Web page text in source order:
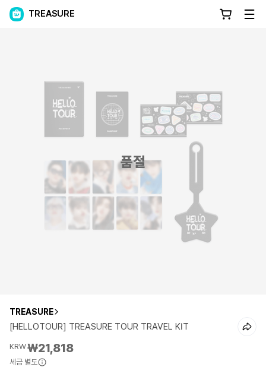
TREASURE
품절
TREASURE
[HELLOTOUR] TREASURE TOUR TRAVEL KIT
KRW₩21,818
세금 별도